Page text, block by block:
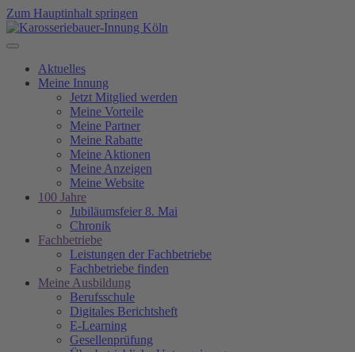
Zum Hauptinhalt springen
Aktuelles
Meine Innung
Jetzt Mitglied werden
Meine Vorteile
Meine Partner
Meine Rabatte
Meine Aktionen
Meine Anzeigen
Meine Website
100 Jahre
Jubiläumsfeier 8. Mai
Chronik
Fachbetriebe
Leistungen der Fachbetriebe
Fachbetriebe finden
Meine Ausbildung
Berufsschule
Digitales Berichtsheft
E-Learning
Gesellenprüfung